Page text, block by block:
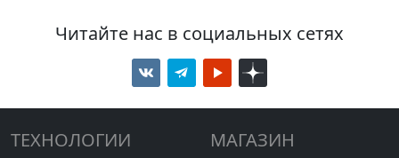
Читайте нас в социальных сетях
ТЕХНОЛОГИИ МАГАЗИН